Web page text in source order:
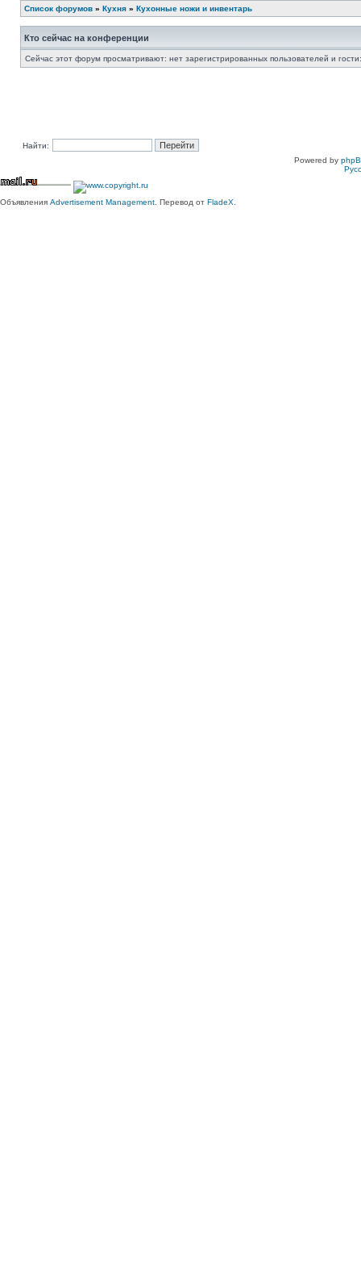
Список форумов » Кухня » Кухонные ножи и инвентарь
Кто сейчас на конференции
Сейчас этот форум просматривают: нет зарегистрированных пользователей и
Найти:
Powered by
Объявления Advertisement Management . Перевод от FladeX